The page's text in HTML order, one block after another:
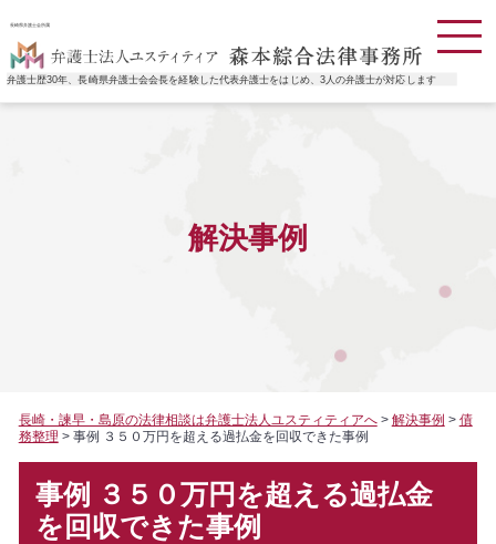
長崎県弁護士会所属
弁護士歴30年、長崎県弁護士会会長を経験した代表弁護士をはじめ、3人の弁護士が対応します
解決事例
長崎・諫早・島原の法律相談は弁護士法人ユスティティアへ> 解決事例 > 債
務整理 > 事例 ３５０万円を超える過払金を回収できた事例
事例 ３５０万円を超える過払金
を回収できた事例